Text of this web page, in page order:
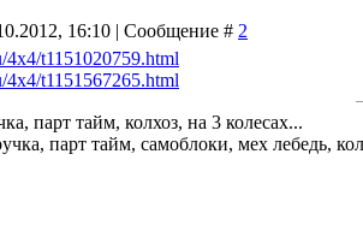
16:10 | Сообщение # 2
t1151020759.html
t1151567265.html
парт тайм, колхоз, на 3 колесах...
парт тайм, самоблоки, мех лебедь,